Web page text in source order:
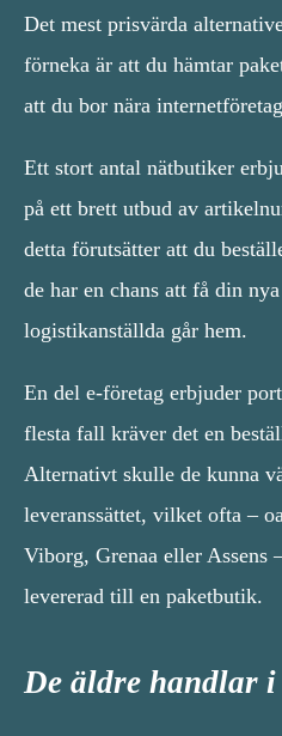
Det mest prisvärda
förneka är att du hämtar
att du bor nära
Ett stort antal nätbutiker
på ett brett utbud av
detta förutsätter att du
de har en chans att få din
logistikanställda går hem.
En del e-företag erbjuder
flesta fall kräver det en
Alternativt skulle de kunna
leveranssättet, vilket ofta –
Viborg, Grenaa eller Assens
levererad till en paketbutik.
De äldre handlar